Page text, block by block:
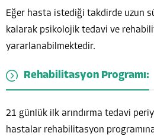
Eğer hasta istediği takdirde uzun
kalarak psikolojik tedavi ve
yararlanabilmektedir.
Rehabilitasyon Programı:
21 günlük ilk arındırma tedavi
hastalar rehabilitasyon